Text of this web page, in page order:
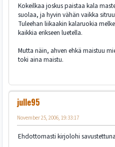
Kokeilkaa joskus paistaa kala
suolaa, ja hyvin vähän vaikka
Tuleehan liikaakin kalaruokia
kaikkia erikseen luetella.
Mutta näin, ahven ehkä maistuu
toki aina maistu.
julle95
November 25, 2006, 19:33:17
Ehdottomasti kirjolohi savustettuna